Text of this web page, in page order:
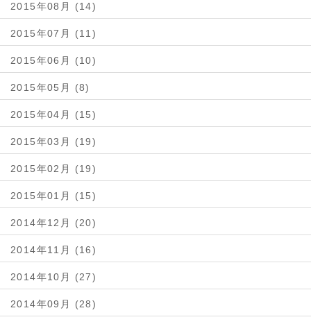
2015年08月 (14)
2015年07月 (11)
2015年06月 (10)
2015年05月 (8)
2015年04月 (15)
2015年03月 (19)
2015年02月 (19)
2015年01月 (15)
2014年12月 (20)
2014年11月 (16)
2014年10月 (27)
2014年09月 (28)